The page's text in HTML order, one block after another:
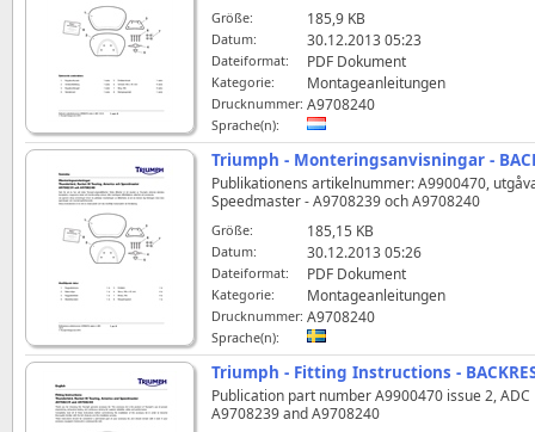
Größe: 185,9 KB
Datum: 30.12.2013 05:23
Dateiformat: PDF Dokument
Kategorie: Montageanleitungen
Drucknummer: A9708240
Sprache(n):
Triumph - Monteringsanvisningar -
Publikationens artikelnummer: A9900470,
Speedmaster - A9708239 och A9708240
Größe: 185,15 KB
Datum: 30.12.2013 05:26
Dateiformat: PDF Dokument
Kategorie: Montageanleitungen
Drucknummer: A9708240
Sprache(n):
Triumph - Fitting Instructions -
Publication part number A9900470 issue 2,
A9708239 and A9708240